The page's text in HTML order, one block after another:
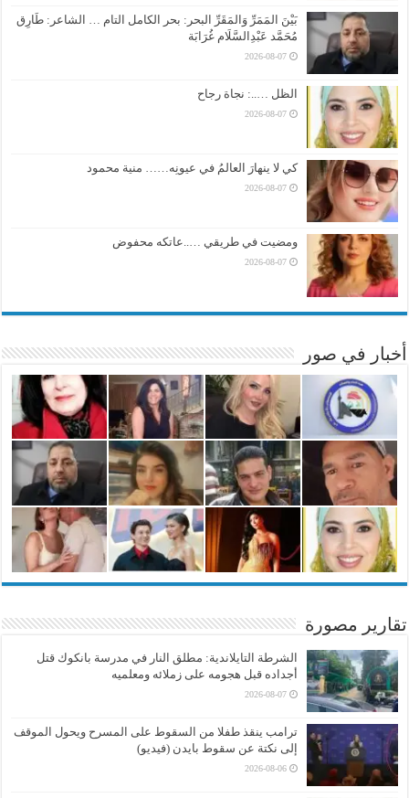
بَيْنَ المَمَرِّ وَالمَقَرِّ البحر: بحر الكامل التام … الشاعر: طَارِق
مُحَمَّد عَبْدِالسَّلَام غُرَابَة
2026-08-07
الظل …..: نجاة رجاح
2026-08-07
كي لا ينهارَ العالمُ في عيونِه…… منية محمود
2026-08-07
ومضيت في طريقي …..عاتكه محفوض
2026-08-07
أخبار في صور
تقارير مصورة
الشرطة التايلاندية: مطلق النار في مدرسة بانكوك قتل
أجداده قبل هجومه على زملائه ومعلميه
2026-08-07
ترامب ينقذ طفلا من السقوط على المسرح ويحول الموقف
إلى نكتة عن سقوط بايدن (فيديو)
2026-08-06